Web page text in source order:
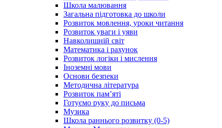
Школа малювання
Загальна підготовка до школи
Розвиток мовлення, уроки читання
Розвиток уваги і уяви
Навколишній світ
Математика і рахунок
Розвиток логіки і мислення
Іноземні мови
Основи безпеки
Методична література
Розвиток пам’яті
Готуємо руку до письма
Музика
Школа раннього розвитку (0-5)